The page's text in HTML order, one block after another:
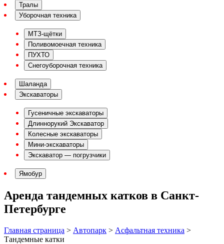
Тралы
Уборочная техника
МТЗ-щётки
Поливомоечная техника
ПУХТО
Снегоуборочная техника
Шаланда
Экскаваторы
Гусеничные экскаваторы
Длиннорукий Экскаватор
Колесные экскаваторы
Мини-экскаваторы
Экскаватор — погрузчики
Ямобур
Аренда тандемных катков в Санкт-
Петербурге
Главная страница > Автопарк > Асфальтная техника >
Тандемные катки